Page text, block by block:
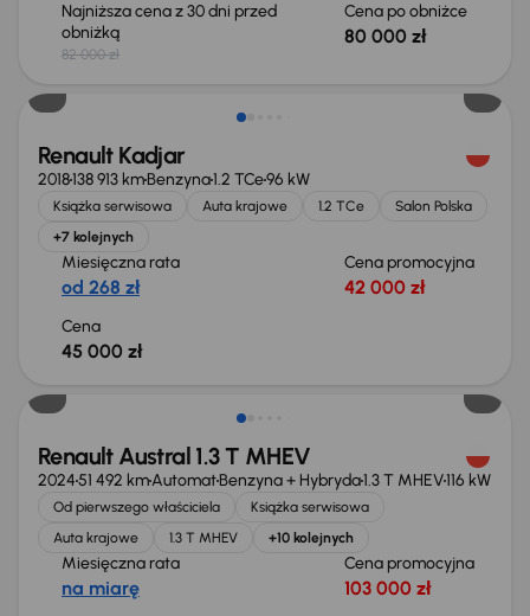
Najniższa cena z 30 dni przed
obniżką
82 000 zł
Cena po obniżce
80 000 zł
Renault Kadjar
2018138 913 kmBenzyna1.2 TCe96 kW
Książka serwisowa Auta krajowe 1.2 TCe
Salon Polska
+7 kolejnych
Miesięczna rata
od 268 zł
Cena promocyjna
42 000 zł
Cena
45 000 zł
Taniej o 1 000 zł
Renault Austral 1.3 T MHEV
202451 492 kmAutomatBenzyna + Hybryda1.3 T MHEV116 kW
Od pierwszego właściciela
Książka serwisowa
Auta krajowe
1.3 T MHEV +10 kolejnych
Miesięczna rata
na miarę
Cena promocyjna
103 000 zł